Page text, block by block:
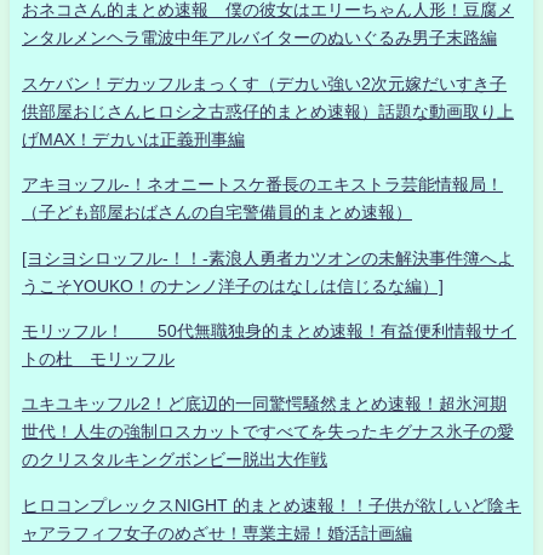
おネコさん的まとめ速報 僕の彼女はエリーちゃん人形！豆腐メ
ンタルメンヘラ電波中年アルバイターのぬいぐるみ男子末路編
スケバン！デカッフルまっくす（デカい強い2次元嫁だいすき子
供部屋おじさんヒロシ之古惑仔的まとめ速報）話題な動画取り上
げMAX！デカいは正義刑事編
アキヨッフル-！ネオニートスケ番長のエキストラ芸能情報局！
（子ども部屋おばさんの自宅警備員的まとめ速報）
[ヨシヨシロッフル-！！-素浪人勇者カツオンの未解決事件簿へよ
うこそYOUKO！のナンノ洋子のはなしは信じるな編）]
モリッフル！ 50代無職独身的まとめ速報！有益便利情報サイ
トの杜 モリッフル
ユキユキッフル2！ど底辺的一同驚愕騒然まとめ速報！超氷河期
世代！人生の強制ロスカットですべてを失ったキグナス氷子の愛
のクリスタルキングボンビー脱出大作戦
ヒロコンプレックスNIGHT 的まとめ速報！！子供が欲しいど陰キ
ャアラフィフ女子のめざせ！専業主婦！婚活計画編